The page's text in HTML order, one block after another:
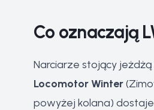
Co oznaczają
Narciarze stojący
Locomotor Winter
powyżej kolana) dostaje